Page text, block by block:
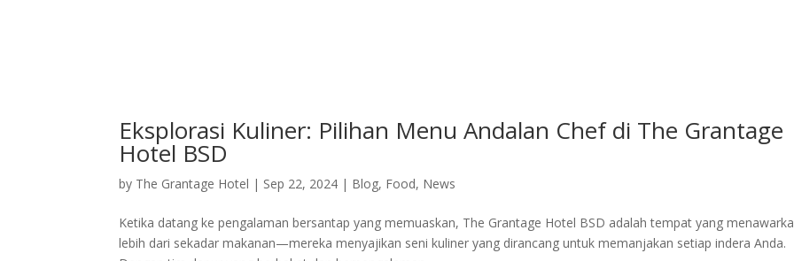
Eksplorasi Kuliner: Pilihan Menu Andalan Chef di The Grantage
Hotel BSD
by The Grantage Hotel | Sep 22, 2024 | Blog, Food, News
Ketika datang ke pengalaman bersantap yang memuaskan, The Grantage Hotel BSD adalah tempat yang
lebih dari sekadar makanan—mereka menyajikan seni kuliner yang dirancang untuk memanjakan setiap indera Anda.